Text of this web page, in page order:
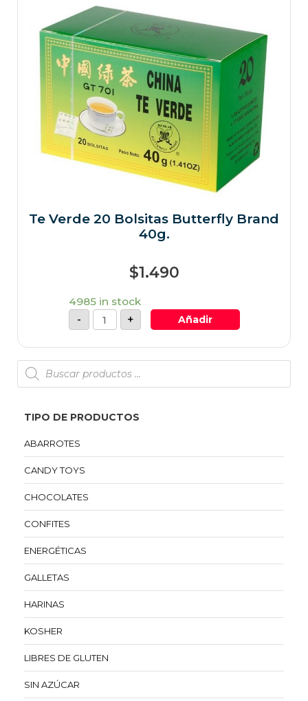
TIPO DE PRODUCTOS
ABARROTES
CANDY TOYS
CHOCOLATES
CONFITES
ENERGÉTICAS
GALLETAS
HARINAS
KOSHER
LIBRES DE GLUTEN
SIN AZÚCAR
Te Verde 20 Bolsitas Butterfly Brand
40g.
$1.490
4985 in stock
-
+ Añadir